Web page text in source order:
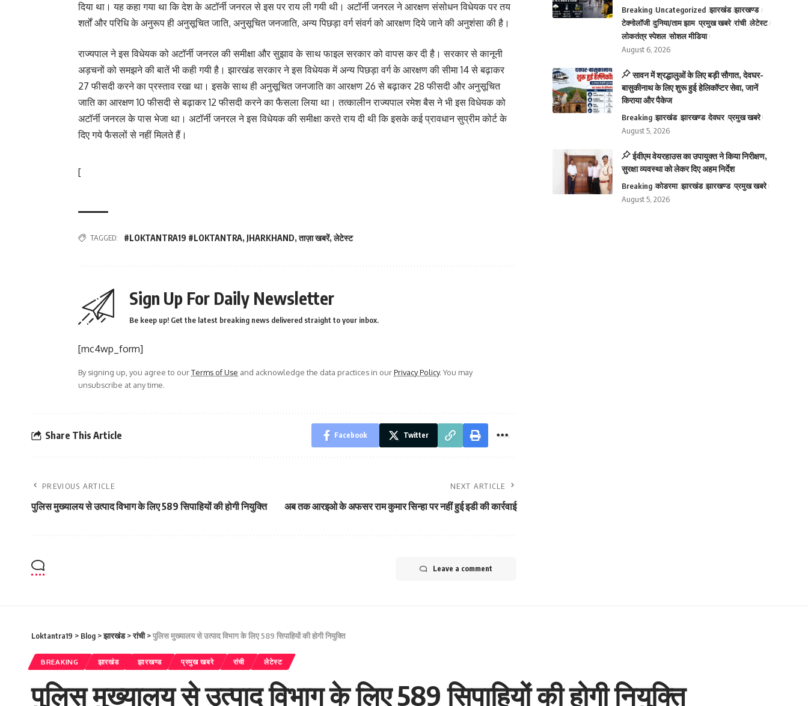
दिया था। यह कहा गया था कि देश के अटॉर्नी जनरल से इस पर राय ली गयी थी। अटॉर्नी जनरल ने आरक्षण संसोधन विधेयक पर तय
शर्तों और परिधि के अनुरूप ही अनुसूचित जाति, अनुसूचित जनजाति, अन्य पिछड़ा वर्ग संवर्ग को आरक्षण दिये जाने की अनुशंसा की है।
राज्यपाल ने इस विधेयक को अटॉर्नी जनरल की समीक्षा और सुझाव के साथ फाइल सरकार को वापस कर दी है। सरकार से कानूनी
अड़चनों को समझने की बातें भी कही गयी है। झारखंड सरकार ने इस विधेयक में अन्य पिछड़ा वर्ग के आरक्षण की सीमा 14 से बढ़ाकर
27 फीसदी करने का प्रस्ताव रखा था। इसके साथ ही अनुसूचित जनजाति का आरक्षण 26 से बढ़ाकर 28 फीसदी और अनुसूचित
जाति का आरक्षण 10 फीसदी से बढ़ाकर 12 फीसदी करने का फैसला लिया था। तत्कालीन राज्यपाल रमेश बैस ने भी इस विधेयक को
अटॉर्नी जनरल के पास भेजा था। अटॉर्नी जनरल ने इस विधेयक की समीक्षा करते राय दी थी कि इसके कई प्रावधान सुप्रीम कोर्ट के
दिए गये फैसलों से नहीं मिलते हैं।
[
TAGGED: #LOKTANTRA19 #LOKTANTRA, JHARKHAND,ताज़ा खबरें,लेटेस्ट
Sign Up For Daily Newsletter
Be keep up! Get the latest breaking news delivered straight to your inbox.
[mc4wp_form]
By signing up, you agree to ourTerms of Use and acknowledge the data practices in ourPrivacy Policy. You may
unsubscribe at any time.
Share This Article Facebook Twitter
PREVIOUS ARTICLE
पुलिस मुख्यालय से उत्पाद विभाग के लिए 589 सिपाहियों की होगी नियुक्ति
NEXT ARTICLE
अब तक आरइओ के अफसर राम कुमार सिन्हा पर नहीं हुई इडी की कार्रवाई
Leave a comment
Breaking Uncategorized झारखंड झारखण्ड
टेक्नोलॉजी दुनिया/ताम झाम प्रमुख खबरे रांची लेटेस्ट
लोकतंत्र स्पेशल सोशल मीडिया
August 6, 2026
सावन में श्रद्धालुओं के लिए बड़ी सौगात, देवघर-
बासुकीनाथ के लिए शुरू हुई हेलिकॉप्टर सेवा, जानें
किराया और पैकेज
Breaking झारखंड झारखण्ड देवघर प्रमुख खबरे
August 5, 2026
ईवीएम वेयरहाउस का उपायुक्त ने किया निरीक्षण,
सुरक्षा व्यवस्था को लेकर दिए अहम निर्देश
Breaking कोडरमा झारखंड झारखण्ड प्रमुख खबरे
August 5, 2026
Loktantra19 > Blog >झारखंड>रांची>पुलिस मुख्यालय से उत्पाद विभाग के लिए 589 सिपाहियों की होगी नियुक्ति
BREAKING झारखंड झारखण्ड प्रमुख खबरे रांची लेटेस्ट
पुलिस मुख्यालय से उत्पाद विभाग के लिए 589 सिपाहियों की होगी नियुक्ति